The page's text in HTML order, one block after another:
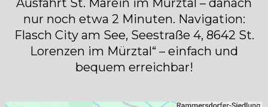
Ausfahrt St. Marein im Mürztal – danach
nur noch etwa 2 Minuten. Navigation:
Flasch City am See, Seestraße 4, 8642 St.
Lorenzen im Mürztal“ – einfach und
bequem erreichbar!